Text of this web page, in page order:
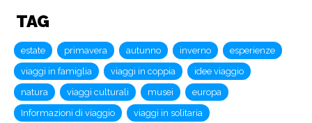
TAG
estate primavera autunno inverno
esperienze
viaggi in famiglia
viaggi in coppia
idee viaggio
natura
viaggi culturali musei
europa
Informazioni di viaggio
viaggi in solitaria